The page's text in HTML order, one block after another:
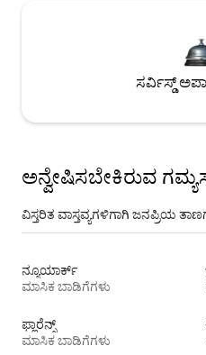
ಸರ್ವಿಸ್ಡ್
ಅನ್ವೇಷಿಸಬೇಕಿರುವ
ವಿಸ್ತರಿತ ವಾಸ್ತವ್ಯಗಳಿಗಾಗಿ ಜನಪ್ರಿಯ
ನ್ಯೂಯಾರ್ಕ್
ಮಾಸಿಕ ಬಾಡಿಗೆಗಳು
ಫ್ಲಾರೆನ್ಸ್
ಮಾಸಿಕ ಬಾಡಿಗೆಗಳು